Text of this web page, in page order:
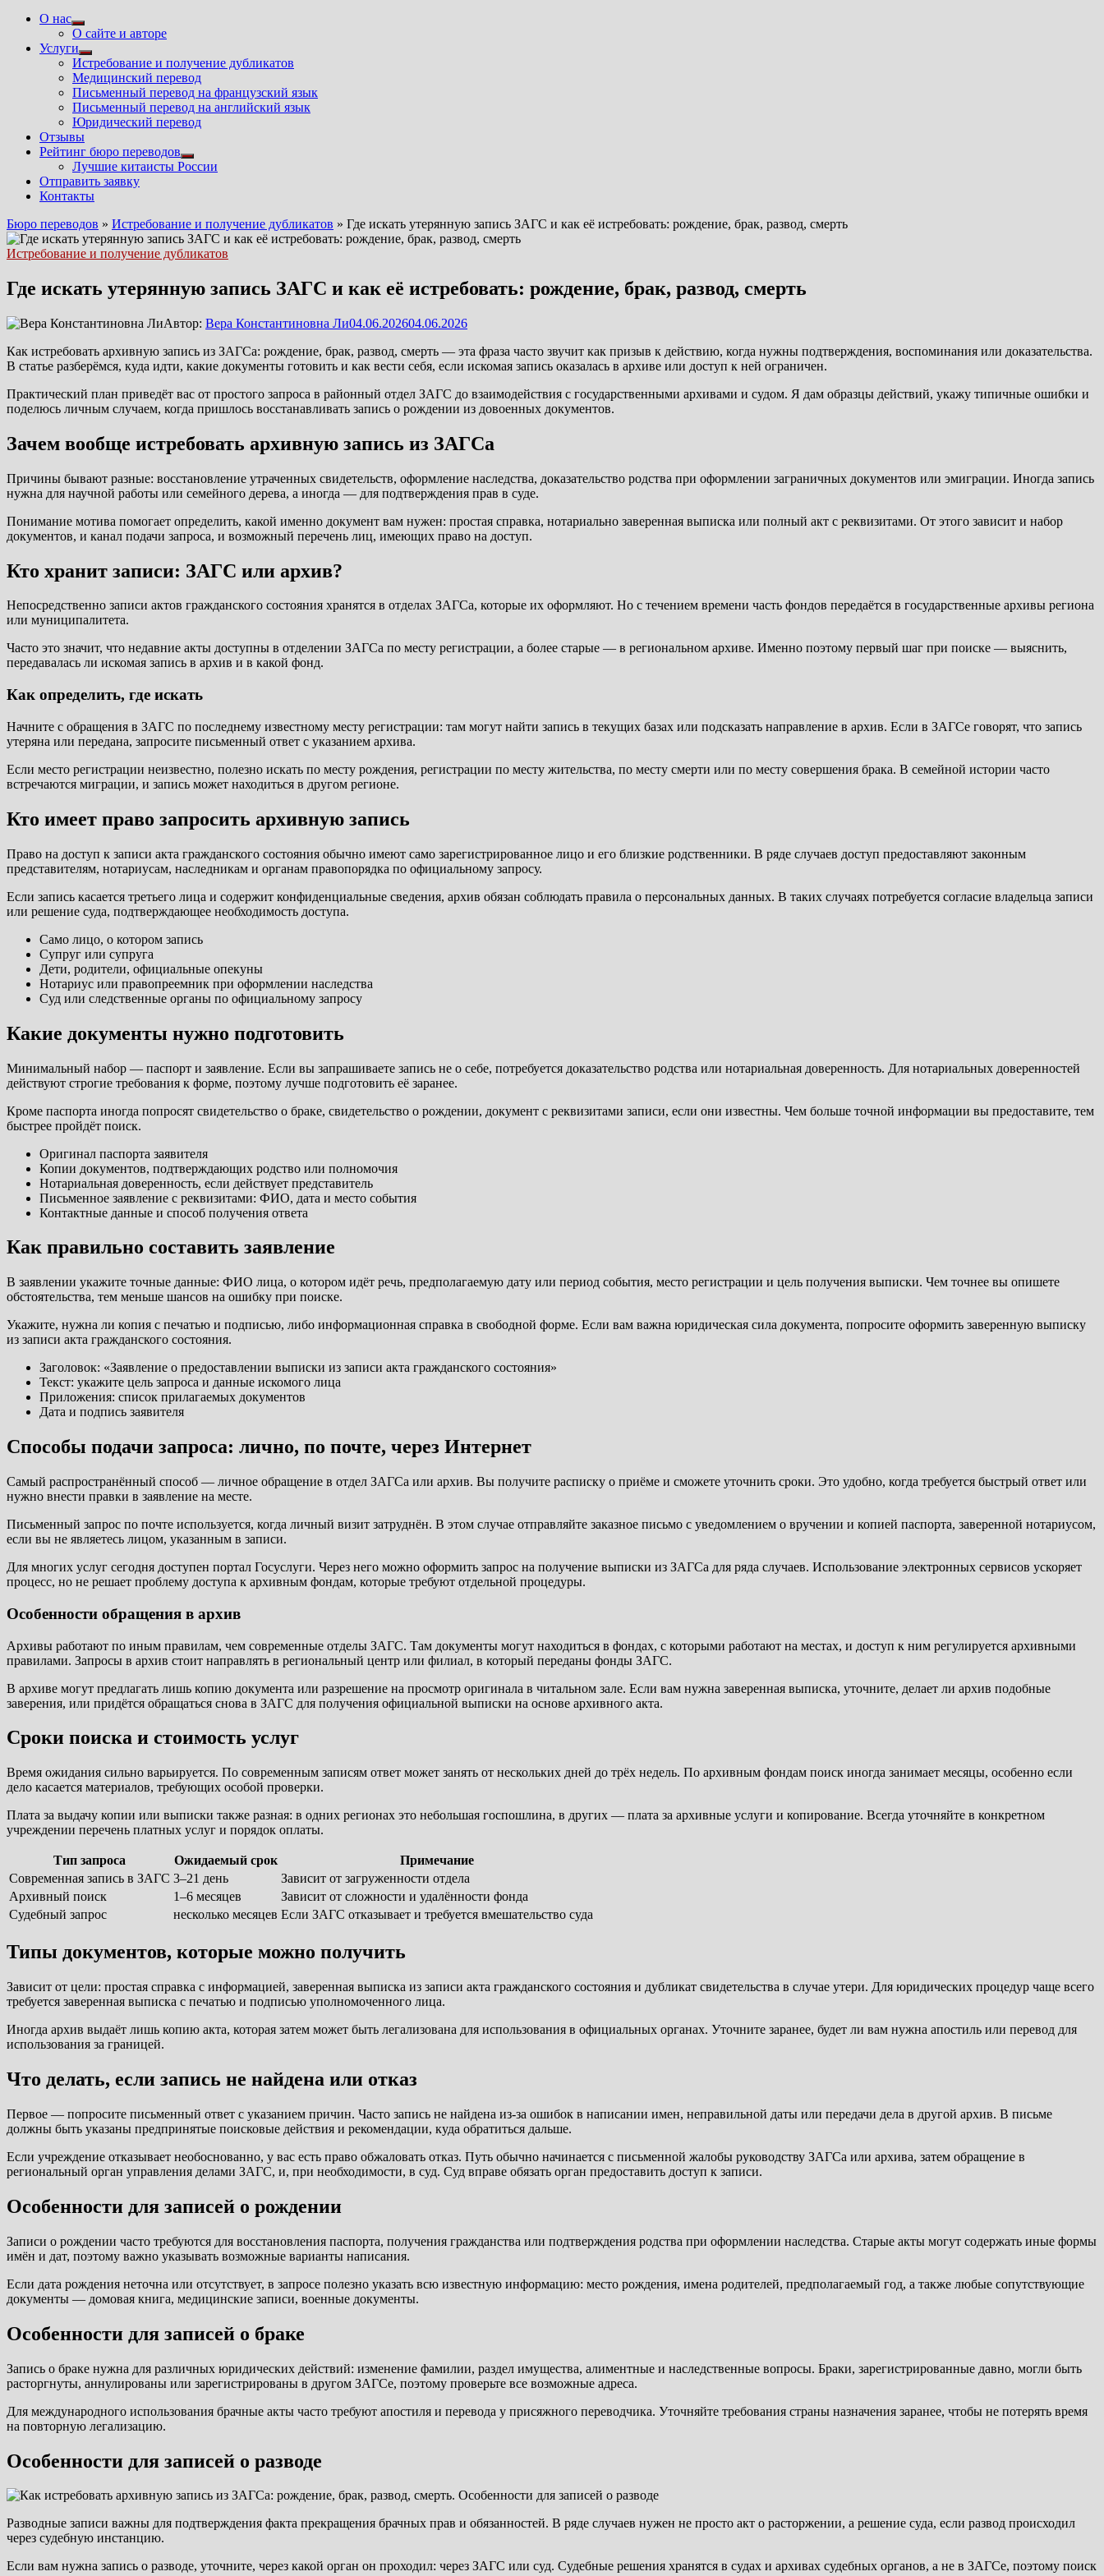
О нас
Показать
подменю
О сайте и авторе
Услуги
Показать
подменю
Истребование и получение дубликатов
Медицинский перевод
Письменный перевод на французский язык
Письменный перевод на английский язык
Юридический перевод
Отзывы
Рейтинг бюро переводов
Показать
подменю
Лучшие китаисты России
Отправить заявку
Контакты
Бюро переводов » Истребование и получение дубликатов » Где искать утерянную запись ЗАГС и как её истребовать: рождение, брак, развод, смерть
Истребование и получение дубликатов
Где искать утерянную запись ЗАГС и как её истребовать: рождение, брак, развод, смерть
Автор: Вера Константиновна Ли04.06.202604.06.2026
Как истребовать архивную запись из ЗАГСа: рождение, брак, развод, смерть — эта фраза часто звучит как призыв к действию, когда нужны подтверждения, воспоминания или доказательства.
В статье разберёмся, куда идти, какие документы готовить и как вести себя, если искомая запись оказалась в архиве или доступ к ней ограничен.
Практический план приведёт вас от простого запроса в районный отдел ЗАГС до взаимодействия с государственными архивами и судом. Я дам образцы действий, укажу типичные ошибки и
поделюсь личным случаем, когда пришлось восстанавливать запись о рождении из довоенных документов.
Зачем вообще истребовать архивную запись из ЗАГСа
Причины бывают разные: восстановление утраченных свидетельств, оформление наследства, доказательство родства при оформлении заграничных документов или эмиграции. Иногда запись
нужна для научной работы или семейного дерева, а иногда — для подтверждения прав в суде.
Понимание мотива помогает определить, какой именно документ вам нужен: простая справка, нотариально заверенная выписка или полный акт с реквизитами. От этого зависит и набор
документов, и канал подачи запроса, и возможный перечень лиц, имеющих право на доступ.
Кто хранит записи: ЗАГС или архив?
Непосредственно записи актов гражданского состояния хранятся в отделах ЗАГСа, которые их оформляют. Но с течением времени часть фондов передаётся в государственные архивы региона
или муниципалитета.
Часто это значит, что недавние акты доступны в отделении ЗАГСа по месту регистрации, а более старые — в региональном архиве. Именно поэтому первый шаг при поиске — выяснить,
передавалась ли искомая запись в архив и в какой фонд.
Как определить, где искать
Начните с обращения в ЗАГС по последнему известному месту регистрации: там могут найти запись в текущих базах или подсказать направление в архив. Если в ЗАГСе говорят, что запись
утеряна или передана, запросите письменный ответ с указанием архива.
Если место регистрации неизвестно, полезно искать по месту рождения, регистрации по месту жительства, по месту смерти или по месту совершения брака. В семейной истории часто
встречаются миграции, и запись может находиться в другом регионе.
Кто имеет право запросить архивную запись
Право на доступ к записи акта гражданского состояния обычно имеют само зарегистрированное лицо и его близкие родственники. В ряде случаев доступ предоставляют законным
представителям, нотариусам, наследникам и органам правопорядка по официальному запросу.
Если запись касается третьего лица и содержит конфиденциальные сведения, архив обязан соблюдать правила о персональных данных. В таких случаях потребуется согласие владельца записи
или решение суда, подтверждающее необходимость доступа.
Само лицо, о котором запись
Супруг или супруга
Дети, родители, официальные опекуны
Нотариус или правопреемник при оформлении наследства
Суд или следственные органы по официальному запросу
Какие документы нужно подготовить
Минимальный набор — паспорт и заявление. Если вы запрашиваете запись не о себе, потребуется доказательство родства или нотариальная доверенность. Для нотариальных доверенностей
действуют строгие требования к форме, поэтому лучше подготовить её заранее.
Кроме паспорта иногда попросят свидетельство о браке, свидетельство о рождении, документ с реквизитами записи, если они известны. Чем больше точной информации вы предоставите, тем
быстрее пройдёт поиск.
Оригинал паспорта заявителя
Копии документов, подтверждающих родство или полномочия
Нотариальная доверенность, если действует представитель
Письменное заявление с реквизитами: ФИО, дата и место события
Контактные данные и способ получения ответа
Как правильно составить заявление
В заявлении укажите точные данные: ФИО лица, о котором идёт речь, предполагаемую дату или период события, место регистрации и цель получения выписки. Чем точнее вы опишете
обстоятельства, тем меньше шансов на ошибку при поиске.
Укажите, нужна ли копия с печатью и подписью, либо информационная справка в свободной форме. Если вам важна юридическая сила документа, попросите оформить заверенную выписку
из записи акта гражданского состояния.
Заголовок: «Заявление о предоставлении выписки из записи акта гражданского состояния»
Текст: укажите цель запроса и данные искомого лица
Приложения: список прилагаемых документов
Дата и подпись заявителя
Способы подачи запроса: лично, по почте, через Интернет
Самый распространённый способ — личное обращение в отдел ЗАГСа или архив. Вы получите расписку о приёме и сможете уточнить сроки. Это удобно, когда требуется быстрый ответ или
нужно внести правки в заявление на месте.
Письменный запрос по почте используется, когда личный визит затруднён. В этом случае отправляйте заказное письмо с уведомлением о вручении и копией паспорта, заверенной нотариусом,
если вы не являетесь лицом, указанным в записи.
Для многих услуг сегодня доступен портал Госуслуги. Через него можно оформить запрос на получение выписки из ЗАГСа для ряда случаев. Использование электронных сервисов ускоряет
процесс, но не решает проблему доступа к архивным фондам, которые требуют отдельной процедуры.
Особенности обращения в архив
Архивы работают по иным правилам, чем современные отделы ЗАГС. Там документы могут находиться в фондах, с которыми работают на местах, и доступ к ним регулируется архивными
правилами. Запросы в архив стоит направлять в региональный центр или филиал, в который переданы фонды ЗАГС.
В архиве могут предлагать лишь копию документа или разрешение на просмотр оригинала в читальном зале. Если вам нужна заверенная выписка, уточните, делает ли архив подобные
заверения, или придётся обращаться снова в ЗАГС для получения официальной выписки на основе архивного акта.
Сроки поиска и стоимость услуг
Время ожидания сильно варьируется. По современным записям ответ может занять от нескольких дней до трёх недель. По архивным фондам поиск иногда занимает месяцы, особенно если
дело касается материалов, требующих особой проверки.
Плата за выдачу копии или выписки также разная: в одних регионах это небольшая госпошлина, в других — плата за архивные услуги и копирование. Всегда уточняйте в конкретном
учреждении перечень платных услуг и порядок оплаты.
Тип запроса Ожидаемый срок
Примечание
Современная запись в ЗАГС 3–21 день
Зависит от загруженности отдела
Архивный поиск
1–6 месяцев
Зависит от сложности и удалённости фонда
Судебный запрос
несколько месяцев Если ЗАГС отказывает и требуется вмешательство суда
Типы документов, которые можно получить
Зависит от цели: простая справка с информацией, заверенная выписка из записи акта гражданского состояния и дубликат свидетельства в случае утери. Для юридических процедур чаще всего
требуется заверенная выписка с печатью и подписью уполномоченного лица.
Иногда архив выдаёт лишь копию акта, которая затем может быть легализована для использования в официальных органах. Уточните заранее, будет ли вам нужна апостиль или перевод для
использования за границей.
Что делать, если запись не найдена или отказ
Первое — попросите письменный ответ с указанием причин. Часто запись не найдена из-за ошибок в написании имен, неправильной даты или передачи дела в другой архив. В письме
должны быть указаны предпринятые поисковые действия и рекомендации, куда обратиться дальше.
Если учреждение отказывает необоснованно, у вас есть право обжаловать отказ. Путь обычно начинается с письменной жалобы руководству ЗАГСа или архива, затем обращение в
региональный орган управления делами ЗАГС, и, при необходимости, в суд. Суд вправе обязать орган предоставить доступ к записи.
Особенности для записей о рождении
Записи о рождении часто требуются для восстановления паспорта, получения гражданства или подтверждения родства при оформлении наследства. Старые акты могут содержать иные формы
имён и дат, поэтому важно указывать возможные варианты написания.
Если дата рождения неточна или отсутствует, в запросе полезно указать всю известную информацию: место рождения, имена родителей, предполагаемый год, а также любые сопутствующие
документы — домовая книга, медицинские записи, военные документы.
Особенности для записей о браке
Запись о браке нужна для различных юридических действий: изменение фамилии, раздел имущества, алиментные и наследственные вопросы. Браки, зарегистрированные давно, могли быть
расторгнуты, аннулированы или зарегистрированы в другом ЗАГСе, поэтому проверьте все возможные адреса.
Для международного использования брачные акты часто требуют апостиля и перевода у присяжного переводчика. Уточняйте требования страны назначения заранее, чтобы не потерять время
на повторную легализацию.
Особенности для записей о разводе
Разводные записи важны для подтверждения факта прекращения брачных прав и обязанностей. В ряде случаев нужен не просто акт о расторжении, а решение суда, если развод происходил
через судебную инстанцию.
Если вам нужна запись о разводе, уточните, через какой орган он проходил: через ЗАГС или суд. Судебные решения хранятся в судах и архивах судебных органов, а не в ЗАГСе, поэтому поиск